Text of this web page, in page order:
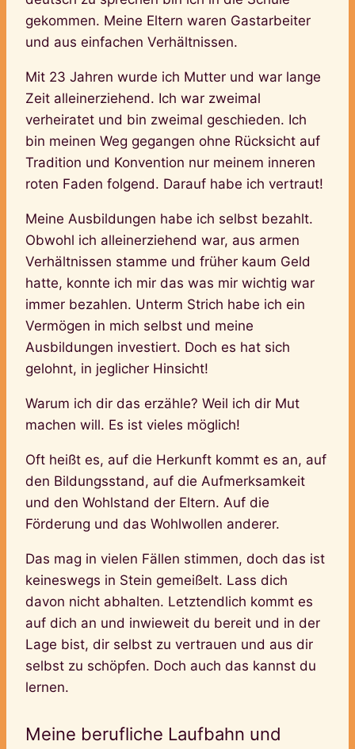
gekommen. Meine Eltern waren Gastarbeiter
und aus einfachen Verhältnissen.
Mit 23 Jahren wurde ich Mutter und war lange
Zeit alleinerziehend. Ich war zweimal
verheiratet und bin zweimal geschieden. Ich
bin meinen Weg gegangen ohne Rücksicht auf
Tradition und Konvention nur meinem inneren
roten Faden folgend. Darauf habe ich vertraut!
Meine Ausbildungen habe ich selbst bezahlt.
Obwohl ich alleinerziehend war, aus armen
Verhältnissen stamme und früher kaum Geld
hatte, konnte ich mir das was mir wichtig war
immer bezahlen. Unterm Strich habe ich ein
Vermögen in mich selbst und meine
Ausbildungen investiert. Doch es hat sich
gelohnt, in jeglicher Hinsicht!
Warum ich dir das erzähle? Weil ich dir Mut
machen will. Es ist vieles möglich!
Oft heißt es, auf die Herkunft kommt es an, auf
den Bildungsstand, auf die Aufmerksamkeit
und den Wohlstand der Eltern. Auf die
Förderung und das Wohlwollen anderer.
Das mag in vielen Fällen stimmen, doch das ist
keineswegs in Stein gemeißelt. Lass dich
davon nicht abhalten. Letztendlich kommt es
auf dich an und inwieweit du bereit und in der
Lage bist, dir selbst zu vertrauen und aus dir
selbst zu schöpfen. Doch auch das kannst du
lernen.
Meine berufliche Laufbahn und